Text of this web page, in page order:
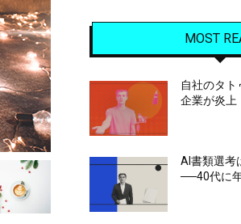
MOST
自社のタ
企業が炎上
AI書類選考
──40代に